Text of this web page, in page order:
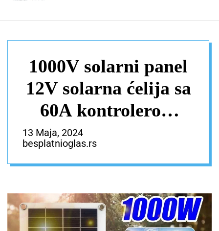
1000V solarni panel
12V solarna ćelija sa
60A kontrolerom
solarni punjač za
telefon RV auto MP3
napajanje –
SOLARNA
13 Maja, 2024
besplatnioglas.rs